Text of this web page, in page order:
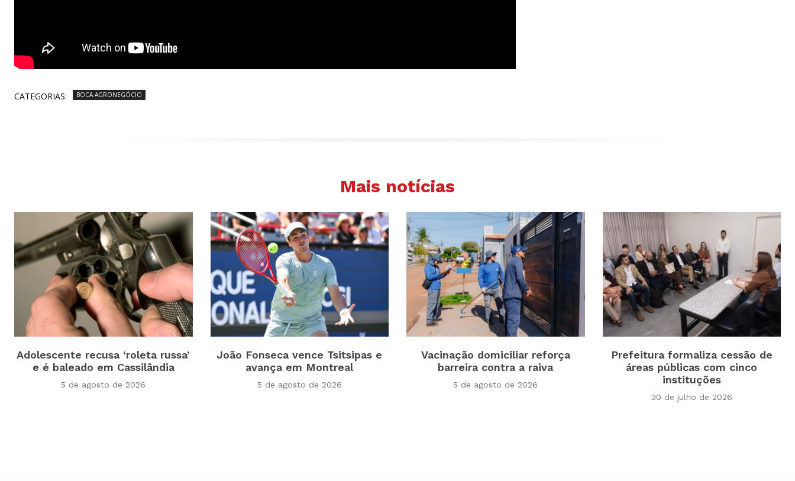
CATEGORIAS: BOCA AGRONEGÓCIO
Mais notícias
Adolescente recusa ‘roleta russa’
e é baleado em Cassilândia
5 de agosto de 2026
João Fonseca vence Tsitsipas e
avança em Montreal
5 de agosto de 2026
Vacinação domiciliar reforça
barreira contra a raiva
5 de agosto de 2026
Prefeitura formaliza cessão de
áreas públicas com cinco
instituções
30 de julho de 2026